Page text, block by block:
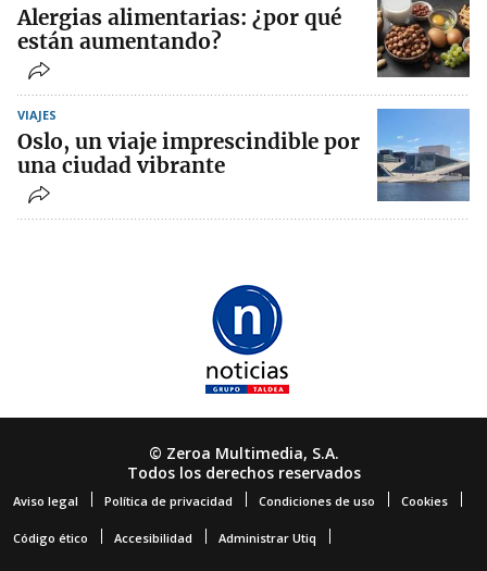
Alergias alimentarias: ¿por qué
están aumentando?
VIAJES
Oslo, un viaje imprescindible por
una ciudad vibrante
© Zeroa Multimedia, S.A.
Todos los derechos reservados
Aviso legal Política de privacidad Condiciones de uso Cookies
Código ético Accesibilidad Administrar Utiq